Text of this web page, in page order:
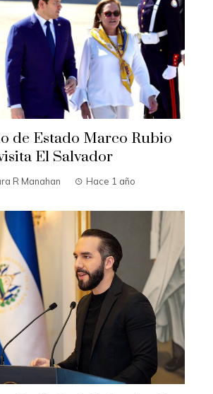
de Estado Marco Rubio
El Salvador
R Manahan Hace 1 año